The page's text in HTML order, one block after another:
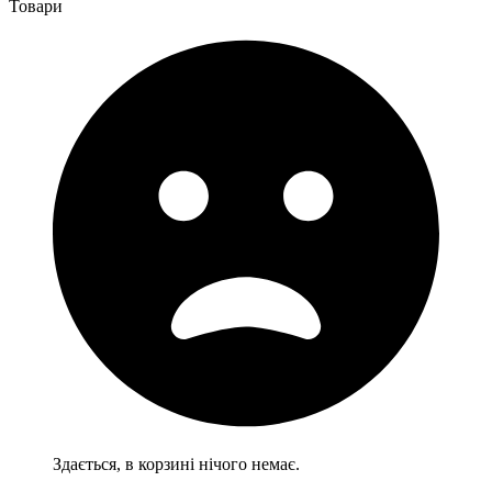
Товари
Здається, в корзині нічого немає.